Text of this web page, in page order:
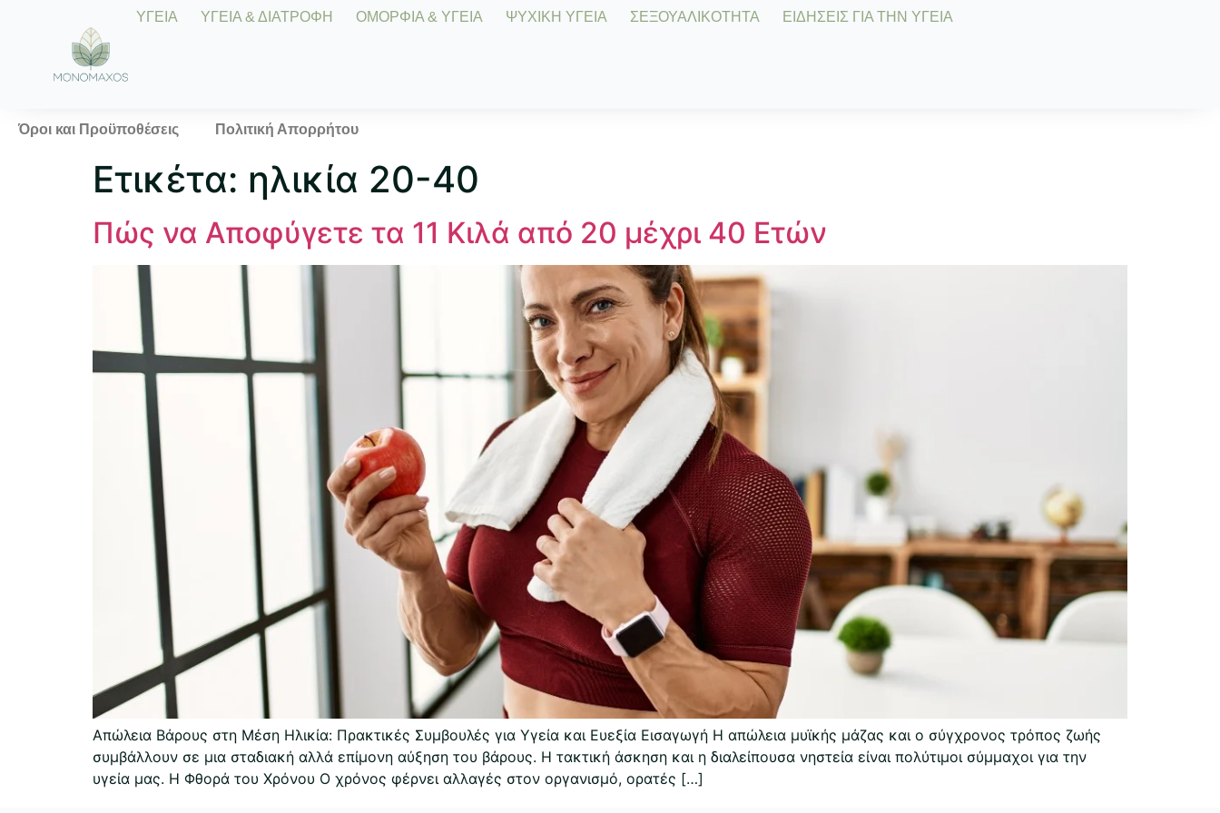
ΥΓΕΙΑ ΥΓΕΙΑ & ΔΙΑΤΡΟΦΗ ΟΜΟΡΦΙΑ & ΥΓΕΙΑ ΨΥΧΙΚΗ ΥΓΕΙΑ ΣΕΞΟΥΑΛΙΚΟΤΗΤΑ ΕΙΔΗΣΕΙΣ ΓΙΑ ΤΗΝ ΥΓΕΙΑ
Όροι και Προϋποθέσεις Πολιτική Απορρήτου
Ετικέτα: ηλικία 20-40
Πώς να Αποφύγετε τα 11 Κιλά από 20 μέχρι 40 Ετών
Απώλεια Βάρους στη Μέση Ηλικία: Πρακτικές Συμβουλές για Υγεία και Ευεξία Εισαγωγή Η απώλεια μυϊκής μάζας και ο σύγχρονος τρόπος ζωής
συμβάλλουν σε μια σταδιακή αλλά επίμονη αύξηση του βάρους. Η τακτική άσκηση και η διαλείπουσα νηστεία είναι πολύτιμοι σύμμαχοι για την
υγεία μας. Η Φθορά του Χρόνου Ο χρόνος φέρνει αλλαγές στον οργανισμό, ορατές […]